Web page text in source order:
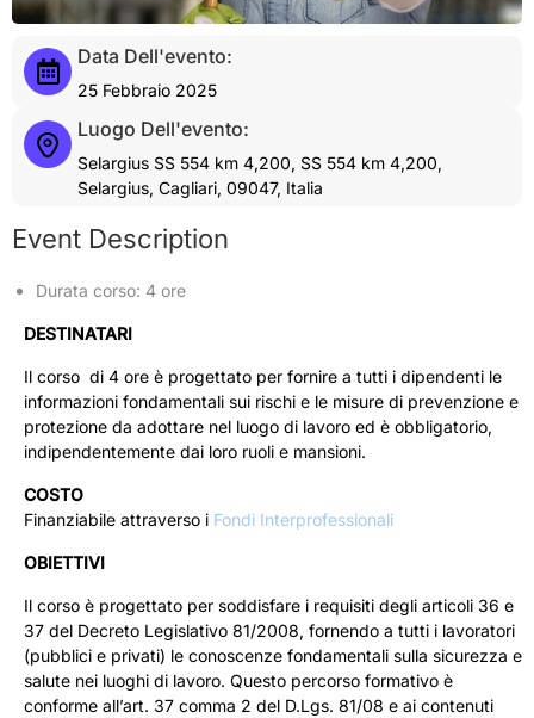
Data Dell'evento:
25 Febbraio 2025
Luogo Dell'evento:
Selargius SS 554 km 4,200, SS 554 km 4,200,
Selargius, Cagliari, 09047, Italia
Event Description
Durata corso: 4 ore
DESTINATARI
Il corso di 4 ore è progettato per fornire a tutti i dipendenti le
informazioni fondamentali sui rischi e le misure di prevenzione e
protezione da adottare nel luogo di lavoro ed è obbligatorio,
indipendentemente dai loro ruoli e mansioni.
COSTO
Finanziabile attraverso i Fondi Interprofessionali
OBIETTIVI
Il corso è progettato per soddisfare i requisiti degli articoli 36 e
37 del Decreto Legislativo 81/2008, fornendo a tutti i lavoratori
(pubblici e privati) le conoscenze fondamentali sulla sicurezza e
salute nei luoghi di lavoro. Questo percorso formativo è
conforme all’art. 37 comma 2 del D.Lgs. 81/08 e ai contenuti